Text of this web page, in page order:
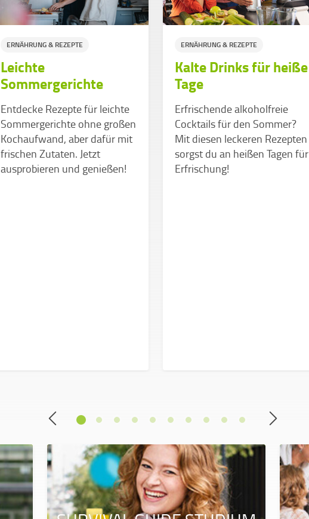
ERNÄHRUNG & REZEPTE
Leichte
Sommergerichte
Entdecke Rezepte für leichte
Sommergerichte ohne großen
Kochaufwand, aber dafür mit
frischen Zutaten. Jetzt
ausprobieren und genießen!
ERNÄHRUNG & REZEPTE
Kalte Drinks für heiße
Tage
Erfrischende alkoholfreie
Cocktails für den Sommer?
Mit diesen leckeren Rezepten
sorgst du an heißen Tagen für
Erfrischung!